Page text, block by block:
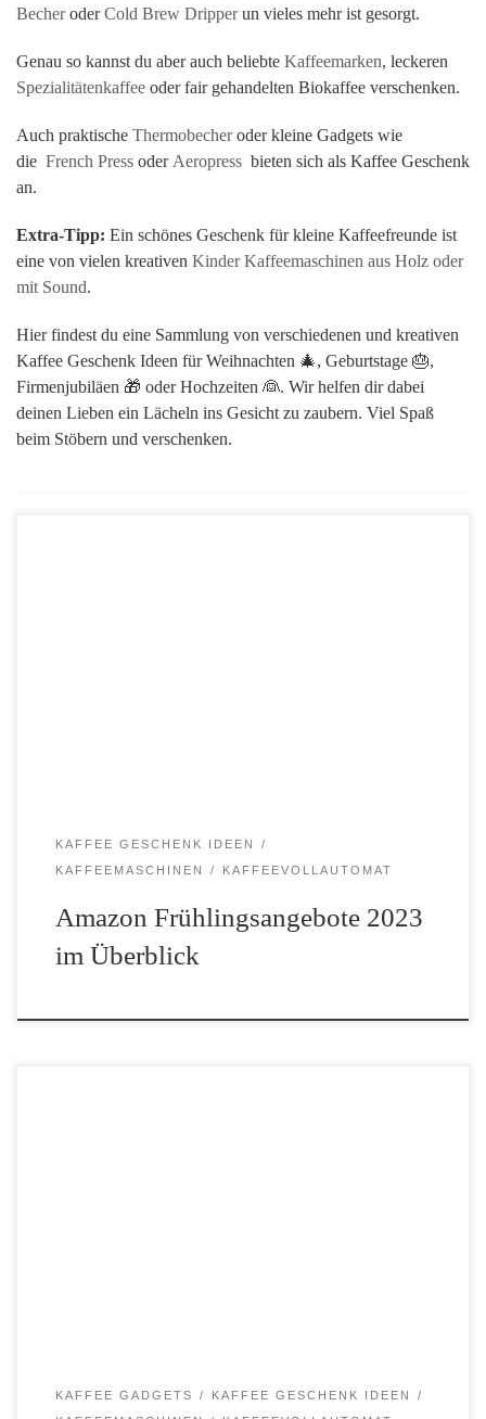
BecheroderCold Brew Dripperun vieles mehr ist gesorgt.
Genau so kannst du aber auch beliebte Kaffeemarken, leckeren
Spezialitätenkaffee oder fair gehandelten Biokaffee verschenken.
Auch praktische Thermobecheroder kleine Gadgets wie
die French Press oder Aeropress bieten sich als Kaffee Geschenk
an.
Extra-Tipp: Ein schönes Geschenk für kleine Kaffeefreunde ist
eine von vielen kreativen Kinder Kaffeemaschinen aus Holz oder
mit Sound.
Hier findest du eine Sammlung von verschiedenen und kreativen
Kaffee Geschenk Ideen für Weihnachten 🎄, Geburtstage 🎂,
Firmenjubiläen 🎁 oder Hochzeiten 👰. Wir helfen dir dabei
deinen Lieben ein Lächeln ins Gesicht zu zaubern. Viel Spaß
beim Stöbern und verschenken.
KAFFEE GESCHENK IDEEN
KAFFEEMASCHINEN
KAFFEEVOLLAUTOMAT
Amazon Frühlingsangebote 2023
im Überblick
KAFFEE GADGETS
KAFFEE GESCHENK IDEEN